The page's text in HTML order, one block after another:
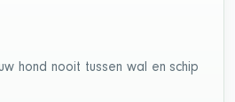
hond nooit tussen wal en schip